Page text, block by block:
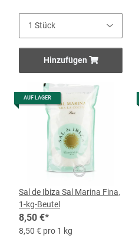
Hinzufügen
AUF LAGER
Sal de Ibiza Sal Marina Fina,
1-kg-Beutel
8,50 €*
8,50 € pro 1 kg